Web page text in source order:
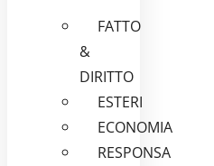
FATTO
&
DIRITTO
ESTERI
ECONOMIA
RESPONSA